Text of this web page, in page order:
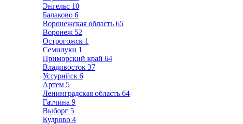
Энгельс 10
Балаково 6
Воронежская область 65
Воронеж 52
Острогожск 1
Семилуки 1
Приморский край 64
Владивосток 37
Уссурийск 6
Артем 5
Ленинградская область 64
Гатчина 9
Выборг 5
Кудрово 4